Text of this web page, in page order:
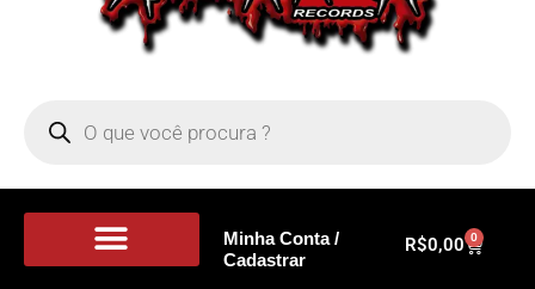
Minha Conta /
Cadastrar
R$0,00 0